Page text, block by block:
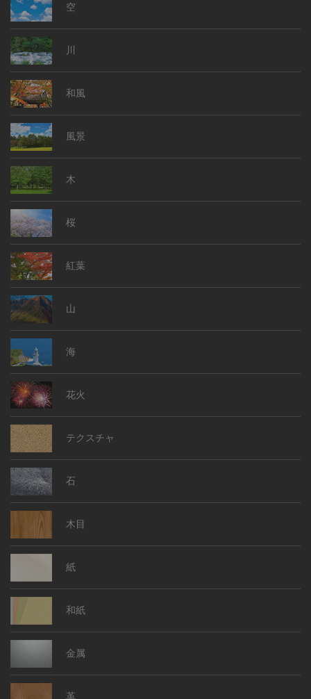
空
川
和風
風景
木
桜
紅葉
山
海
花火
テクスチャ
石
木目
紙
和紙
金属
革